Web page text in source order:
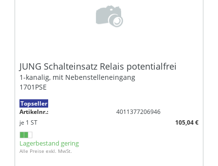
JUNG Schalteinsatz Relais potentialfrei
1-kanalig, mit Nebenstelleneingang
1701PSE
Topseller
Artikelnr.:
4011377206946
je 1 ST 105,04 €
Lagerbestand gering
Alle Preise exkl. MwSt.